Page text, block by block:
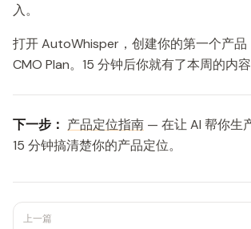
入。
打开 AutoWhisper，创建你的第一个产品
CMO Plan。15 分钟后你就有了本周的内容
下一步： 产品定位指南 — 在让 AI 帮你生
15 分钟搞清楚你的产品定位。
上一篇